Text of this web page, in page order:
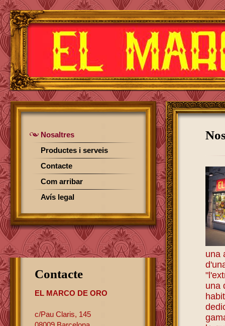
una
una
Nosaltres
Productes i serveis
Contacte
Com arribar
Avís legal
Contacte
EL MARCO DE ORO
c/Pau Claris, 145